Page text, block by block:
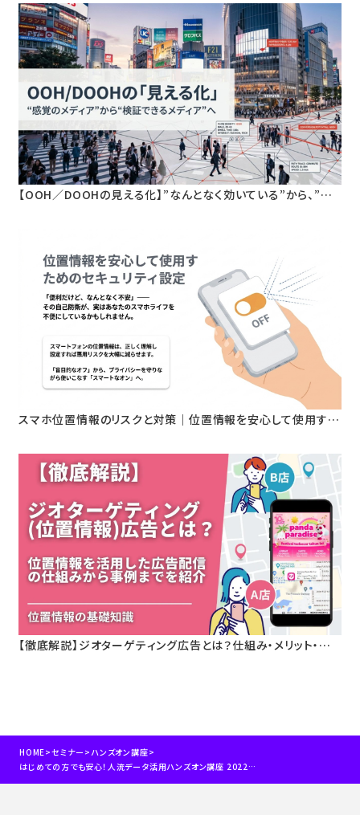
まちづくり」の定量検証
【OOH／DOOHの見える化】”なんとなく効いている”から、”根
スマホ位置情報のリスクと対策｜位置情報を安心して使用する
【徹底解説】ジオターゲティング広告とは？仕組み・メリット・活
HOME>セミナー > ハンズオン講座>
はじめての方でも安心！人流データ活用ハンズオン講座 2022年4月20日開催